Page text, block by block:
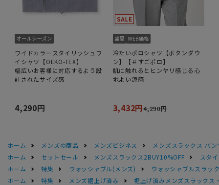
ワイドカラースタイリッシュワ
イシャツ【OEKO-TEX】
幅広いお客様に対応するよう設
計されたサイズ感
4,290円
冷たいポロシャツ【ボタンダウ
ン】【＃すごポロ】
肌に触れるとヒンヤリ感じる心
地よい涼感
3,432円4,290円
ホーム メンズの商品 メンズビジネス
メンズスラックス パン
ホーム
セットセール メンズスラックス2BUY10%OFF
スタ
ホーム
特集 ウォッシャブル(メンズ)
ウォッシャブルスラッ
ホーム
特集 メンズ裾上げ済み 裾上げ済みメンズスラックス